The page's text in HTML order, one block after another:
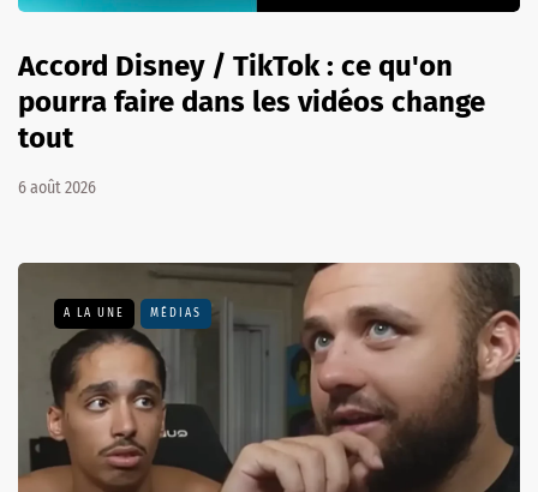
Accord Disney / TikTok : ce qu'on
pourra faire dans les vidéos change
tout
6 août 2026
A LA UNE MÉDIAS